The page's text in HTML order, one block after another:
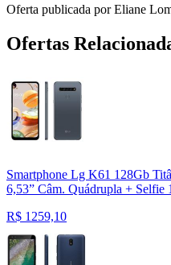
Oferta publicada por Eliane
Ofertas
Smartphone Lg K61 128Gb
6,53” Câm. Quádrupla + Selfie
R$ 1259,10